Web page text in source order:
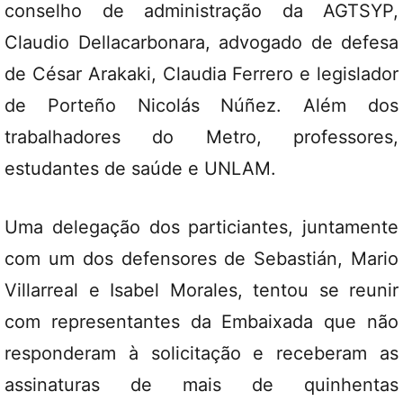
conselho de administração da AGTSYP,
Claudio Dellacarbonara, advogado de defesa
de César Arakaki, Claudia Ferrero e legislador
de Porteño Nicolás Núñez. Além dos
trabalhadores do Metro, professores,
estudantes de saúde e UNLAM.
Uma delegação dos particiantes, juntamente
com um dos defensores de Sebastián, Mario
Villarreal e Isabel Morales, tentou se reunir
com representantes da Embaixada que não
responderam à solicitação e receberam as
assinaturas de mais de quinhentas